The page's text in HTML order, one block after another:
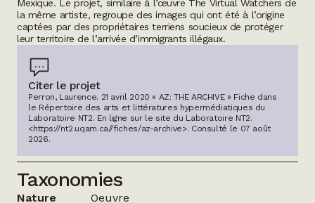
Mexique. Le projet, similaire à l’œuvre The Virtual Watchers de
la même artiste, regroupe des images qui ont été à l’origine
captées par des propriétaires terriens soucieux de protéger
leur territoire de l’arrivée d’immigrants illégaux.
Citer le projet
Perron, Laurence. 21 avril 2020 « AZ: THE ARCHIVE » Fiche dans
le Répertoire des arts et littératures hypermédiatiques du
Laboratoire NT2. En ligne sur le site du Laboratoire NT2.
<https://nt2.uqam.ca//fiches/az-archive>. Consulté le 07 août
2026.
Taxonomies
Nature
Oeuvre